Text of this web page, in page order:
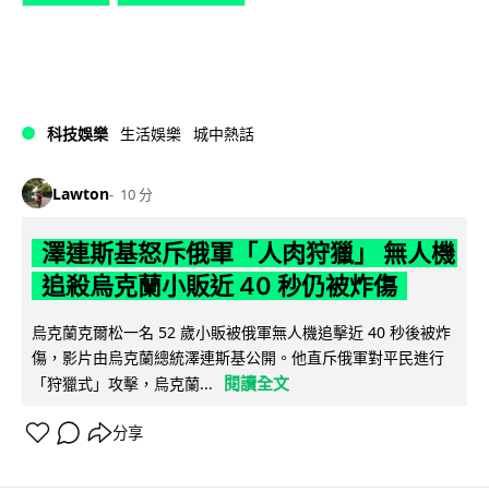
科技娛樂 生活娛樂 城中熱話
Lawton 10 分
澤連斯基怒斥俄軍「人肉狩獵」 無人機
追殺烏克蘭小販近 40 秒仍被炸傷
烏克蘭克爾松一名 52 歲小販被俄軍無人機追擊近 40 秒後被炸
傷，影片由烏克蘭總統澤連斯基公開。他直斥俄軍對平民進行
「狩獵式」攻擊，烏克蘭...
閱讀全文
分享